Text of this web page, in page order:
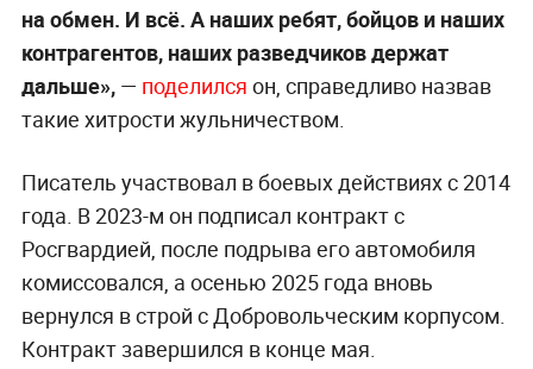
на обмен. И всё. А наших ребят, бойцов и наших
контрагентов, наших разведчиков держат
дальше», — поделился он, справедливо назвав
такие хитрости жульничеством.
Писатель участвовал в боевых действиях с 2014
года. В 2023-м он подписал контракт с
Росгвардией, после подрыва его автомобиля
комиссовался, а осенью 2025 года вновь
вернулся в строй с Добровольческим корпусом.
Контракт завершился в конце мая.